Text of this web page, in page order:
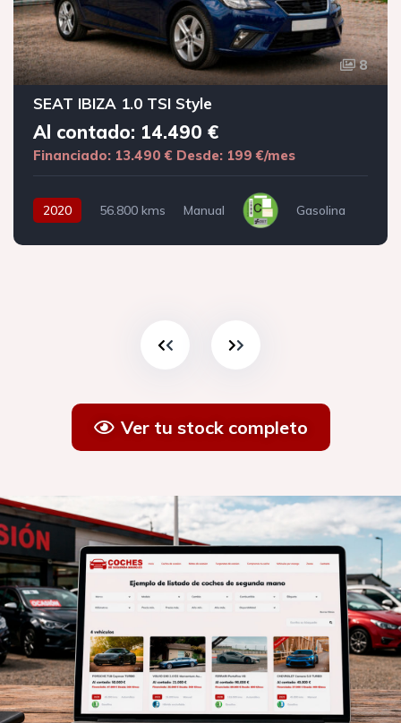
8
SEAT IBIZA 1.0 TSI Style
Al contado: 14.490 €
Financiado: 13.490 € Desde: 199 €/mes
2020 56.800 kms Manual Gasolina
Ver tu stock completo